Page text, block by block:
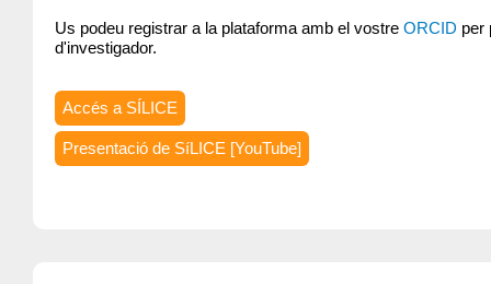
Us podeu registrar a la plataforma amb el vostre ORCID per
d'investigador.
Accés a SÍLICE
Presentació de SíLICE [YouTube]